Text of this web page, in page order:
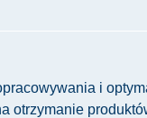
i
otrzymanie